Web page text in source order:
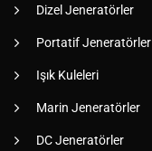
Dizel Jeneratörler
Portatif Jeneratörler
Işık Kuleleri
Marin Jeneratörler
DC Jeneratörler